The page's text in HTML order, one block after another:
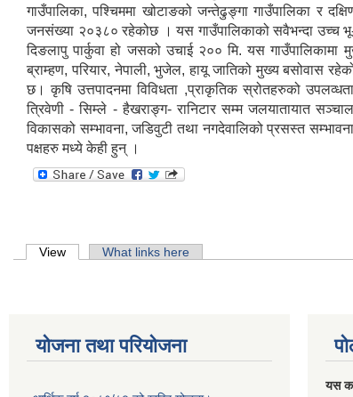
गाउँपालिका, पश्चिममा खोटाङको जन्तेढुङ्गा गाउँपालिका र
जनसंख्या २०३८० रहेकोछ । यस गाउँपालिकाको सवैभन्दा उच्च
दिङलापु पार्कुवा हो जसको उचाई २०० मि. यस गाउँपालिकामा
ब्राम्हण, परियार, नेपाली, भुजेल, हायू जातिको मुख्य बसोवास
छ। कृषि उत्तपादनमा विविधता ,प्राकृतिक स्रोतहरुको
त्रिवेणी - सिम्ले - हैखराङ्ग- रानिटार सम्म जलयातायात
विकासको सम्भावना, जडिवुटी तथा नगदेवालिको प्रसस्त
पक्षहरु मध्ये केही हुन् ।
Primary tabs
View (active tab)What links here
योजना तथा परियोजना
यस